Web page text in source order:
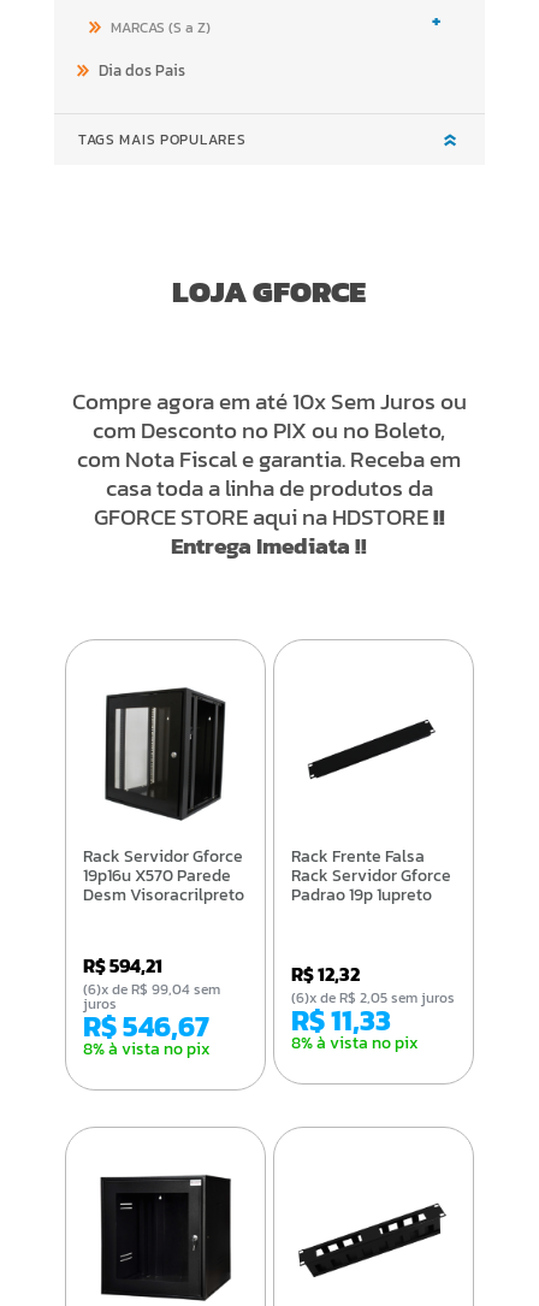
MARCAS (S a Z)
+
Dia dos Pais
TAGS MAIS POPULARES
LOJA GFORCE
Compre agora em até 10x Sem Juros ou
com Desconto no PIX ou no Boleto,
com Nota Fiscal e garantia. Receba em
casa toda a linha de produtos da
GFORCE STORE aqui na HDSTORE!!
Entrega Imediata !!
Rack Servidor Gforce
19p16u X570 Parede
Desm Visoracrilpreto
R$ 594,21
R$ 546,67
8% à vista no pix
(6)x de R$ 99,04 sem
juros
Rack Frente Falsa
Rack Servidor Gforce
Padrao 19p 1upreto
R$ 12,32
R$ 11,33
8% à vista no pix
(6)x de R$ 2,05 sem juros